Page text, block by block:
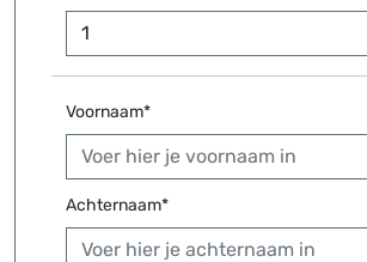
Voornaam*
Achternaam*